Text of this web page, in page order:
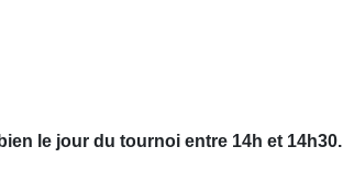
le jour du tournoi entre 14h et 14h30.